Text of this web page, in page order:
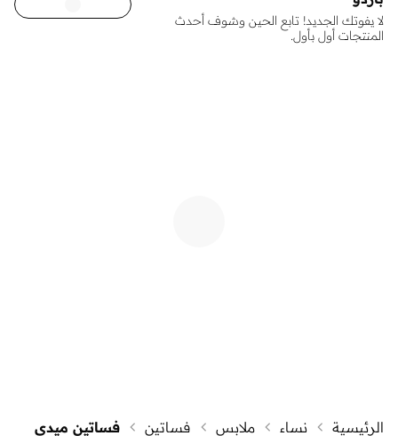
لا يفوتك الجديد! تابع الحين وشوف أحدث
المنتجات أول بأول.
الرئيسية نساء ملابس فساتين فساتين ميدي